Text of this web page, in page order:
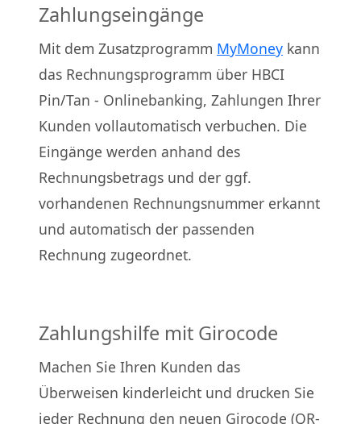
Zahlungseingänge
Mit dem Zusatzprogramm MyMoney kann
das Rechnungsprogramm über HBCI
Pin/Tan - Onlinebanking, Zahlungen Ihrer
Kunden vollautomatisch verbuchen. Die
Eingänge werden anhand des
Rechnungsbetrags und der ggf.
vorhandenen Rechnungsnummer erkannt
und automatisch der passenden
Rechnung zugeordnet.
Zahlungshilfe mit Girocode
Machen Sie Ihren Kunden das
Überweisen kinderleicht und drucken Sie
jeder Rechnung den neuen Girocode (QR-